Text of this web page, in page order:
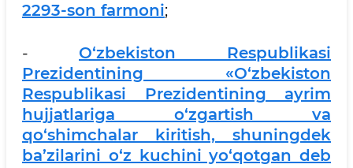
2293-son farmoni;
- O‘zbekiston Respublikasi
Prezidentining «O‘zbekiston
Respublikasi Prezidentining ayrim
hujjatlariga o‘zgartish va
qo‘shimchalar kiritish, shuningdek
ba’zilarini o‘z kuchini yo‘qotgan deb